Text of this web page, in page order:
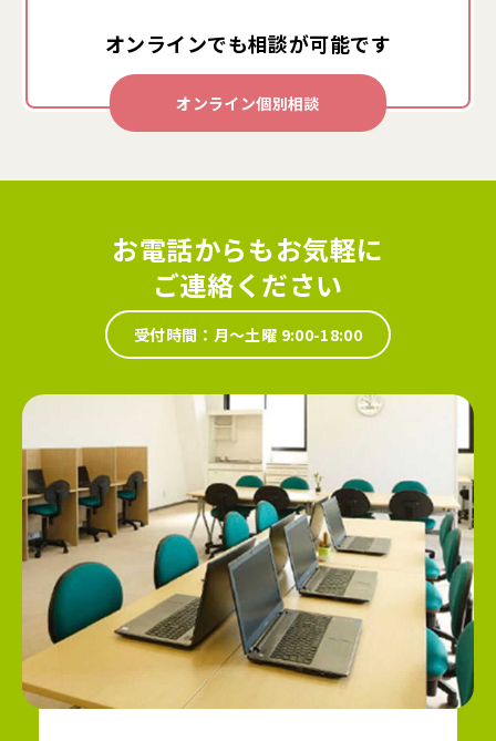
オンラインでも相談が可能です
オンライン個別相談
お電話からもお気軽に
ご連絡ください
受付時間：月～土曜 9:00-18:00